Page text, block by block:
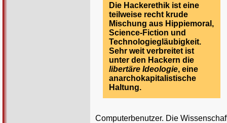
Die Hackerethik ist eine
teilweise recht krude
Mischung aus Hippiemoral,
Science-Fiction und
Technologiegläubigkeit.
Sehr weit verbreitet ist
unter den Hackern die
libertäre Ideologie, eine
anarchokapitalistische
Haltung.
Computerbenutzer. Die